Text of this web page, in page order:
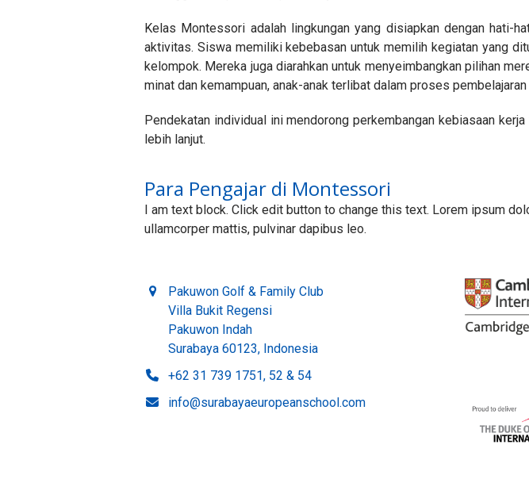
Kelas Montessori adalah lingkungan yang disiapkan dengan hati-
aktivitas. Siswa memiliki kebebasan untuk memilih kegiatan yang
kelompok. Mereka juga diarahkan untuk menyeimbangkan pilihan
minat dan kemampuan, anak-anak terlibat dalam proses
Pendekatan individual ini mendorong perkembangan kebiasaan
lebih lanjut.
Para Pengajar di Montessori
I am text block. Click edit button to change this text. Lorem ipsum
ullamcorper mattis, pulvinar dapibus leo.
Pakuwon Golf & Family Club
Villa Bukit Regensi
Pakuwon Indah
Surabaya 60123, Indonesia
+62 31 739 1751, 52 & 54
info@surabayaeuropeanschool.com